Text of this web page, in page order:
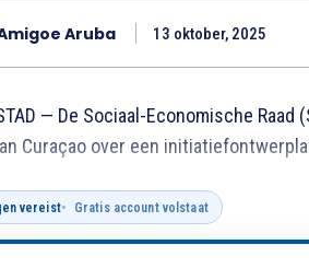
Aruba 13 oktober, 2025
— De Sociaal-Economische
Curaçao over een
vereist Gratis account volstaat